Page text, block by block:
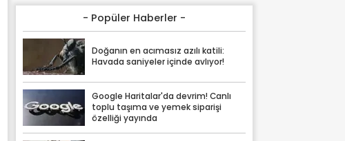
- Popüler Haberler -
Doğanın en acımasız azılı katili:
Havada saniyeler içinde avlıyor!
Google Haritalar'da devrim! Canlı
toplu taşıma ve yemek siparişi
özelliği yayında